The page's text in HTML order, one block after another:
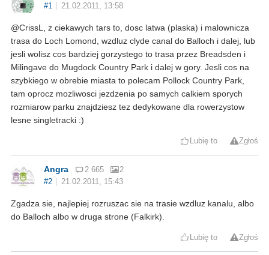
#1
21.02.2011, 13:58
@CrissL, z ciekawych tars to, dosc latwa (plaska) i malownicza
trasa do Loch Lomond, wzdluz clyde canal do Balloch i dalej, lub
jesli wolisz cos bardziej gorzystego to trasa przez Breadsden i
Milingave do Mugdock Country Park i dalej w gory. Jesli cos na
szybkiego w obrebie miasta to polecam Pollock Country Park,
tam oprocz mozliwosci jezdzenia po samych calkiem sporych
rozmiarow parku znajdziesz tez dedykowane dla rowerzystow
lesne singletracki :)
Lubię to Zgłoś
Angra 2 665
2
#2
21.02.2011, 15:43
Zgadza sie, najlepiej rozruszac sie na trasie wzdluz kanalu, albo
do Balloch albo w druga strone (Falkirk).
Lubię to Zgłoś